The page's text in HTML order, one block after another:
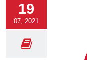
19
07, 2021